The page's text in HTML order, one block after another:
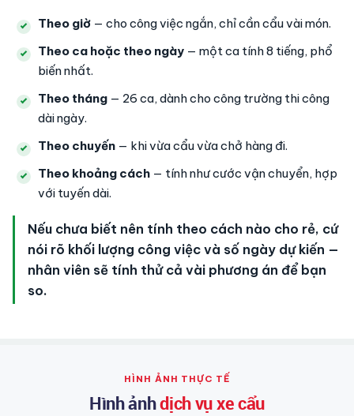
Theo giờ — cho công việc ngắn, chỉ cần cẩu vài món.
Theo ca hoặc theo ngày — một ca tính 8 tiếng, phổ
biến nhất.
Theo tháng — 26 ca, dành cho công trường thi công
dài ngày.
Theo chuyến — khi vừa cẩu vừa chở hàng đi.
Theo khoảng cách — tính như cước vận chuyển, hợp
với tuyến dài.
Nếu chưa biết nên tính theo cách nào cho rẻ, cứ
nói rõ khối lượng công việc và số ngày dự kiến —
nhân viên sẽ tính thử cả vài phương án để bạn
so.
HÌNH ẢNH THỰC TẾ
Hình ảnhdịch vụ xe cẩu